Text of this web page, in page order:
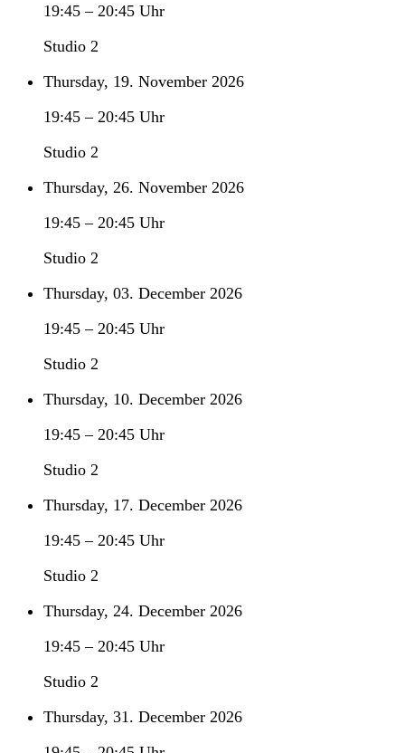
19:45 – 20:45 Uhr
Studio 2
Thursday, 19. November 2026
19:45 – 20:45 Uhr
Studio 2
Thursday, 26. November 2026
19:45 – 20:45 Uhr
Studio 2
Thursday, 03. December 2026
19:45 – 20:45 Uhr
Studio 2
Thursday, 10. December 2026
19:45 – 20:45 Uhr
Studio 2
Thursday, 17. December 2026
19:45 – 20:45 Uhr
Studio 2
Thursday, 24. December 2026
19:45 – 20:45 Uhr
Studio 2
Thursday, 31. December 2026